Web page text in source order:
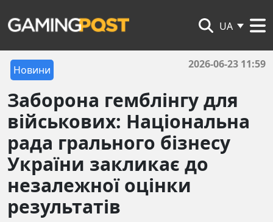
UA
Новини 2026-06-23 11:59
Заборона гемблінгу для
військових: Національна
рада грального бізнесу
України закликає до
незалежної оцінки
результатів